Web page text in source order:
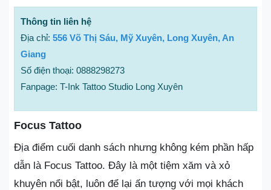
Thông tin liên hệ
Địa chỉ: 556 Võ Thị Sáu, Mỹ Xuyên, Long Xuyên, An
Giang
Số điện thoại: 0888298273
Fanpage: T-Ink Tattoo Studio Long Xuyên
Focus Tattoo
Địa điểm cuối danh sách nhưng không kém phần hấp
dẫn là Focus Tattoo. Đây là một tiệm xăm và xỏ
khuyên nổi bật, luôn để lại ấn tượng với mọi khách